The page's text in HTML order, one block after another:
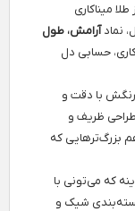
میناکاری
نمادآرامش، طول
حسابی دل
و رنگش با دقت و
طراحی ظریف و
که
که می‌تونی با
بسته‌بندی شیک و